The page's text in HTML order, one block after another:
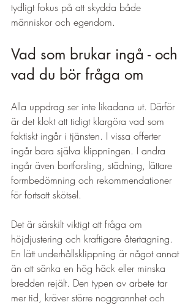
tydligt fokus på att skydda både
människor och egendom.
Vad som brukar ingå - och
vad du bör fråga om
Alla uppdrag ser inte likadana ut. Därför
är det klokt att tidigt klargöra vad som
faktiskt ingår i tjänsten. I vissa offerter
ingår bara själva klippningen. I andra
ingår även bortforsling, städning, lättare
formbedömning och rekommendationer
för fortsatt skötsel.
Det är särskilt viktigt att fråga om
höjdjustering och kraftigare återtagning.
En lätt underhållsklippning är något annat
än att sänka en hög häck eller minska
bredden rejält. Den typen av arbete tar
mer tid, kräver större noggrannhet och